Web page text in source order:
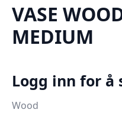
VASE
MEDIUM
Logg inn for å
Wood